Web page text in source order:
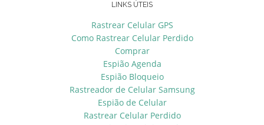
LINKS ÚTEIS
Rastrear Celular GPS
Como Rastrear Celular Perdido
Comprar
Espião Agenda
Espião Bloqueio
Rastreador de Celular Samsung
Espião de Celular
Rastrear Celular Perdido